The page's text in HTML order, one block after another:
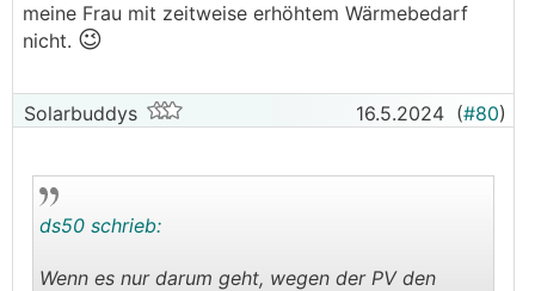
meine Frau mit zeitweise erhöhtem Wärmebedarf
nicht. 😉
Solarbuddys 16.5.2024 (#80)
ds50 schrieb:
Wenn es nur darum geht, wegen der PV den